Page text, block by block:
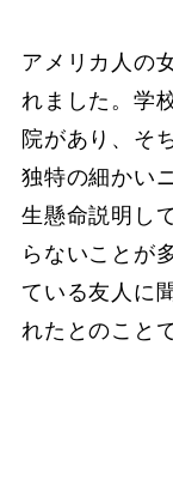
アメリカ人の
れました。学
院があり、そ
独特の細かい
生懸命説明し
らないことが
ている友人に
れたとのこと